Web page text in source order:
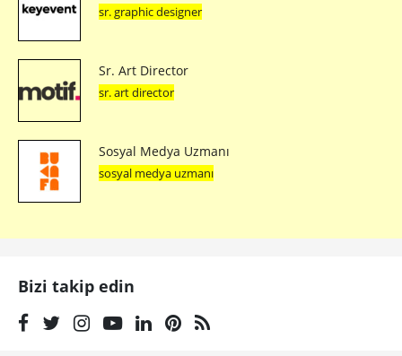
sr. graphic designer
Sr. Art Director
sr. art director
Sosyal Medya Uzmanı
sosyal medya uzmanı
Bizi takip edin